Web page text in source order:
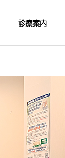
診療案内